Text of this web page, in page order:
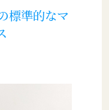
標準的なマ